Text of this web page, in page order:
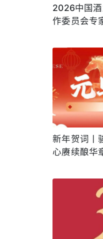
2026中国
作委员会专
新年贺词丨
心赓续酿华